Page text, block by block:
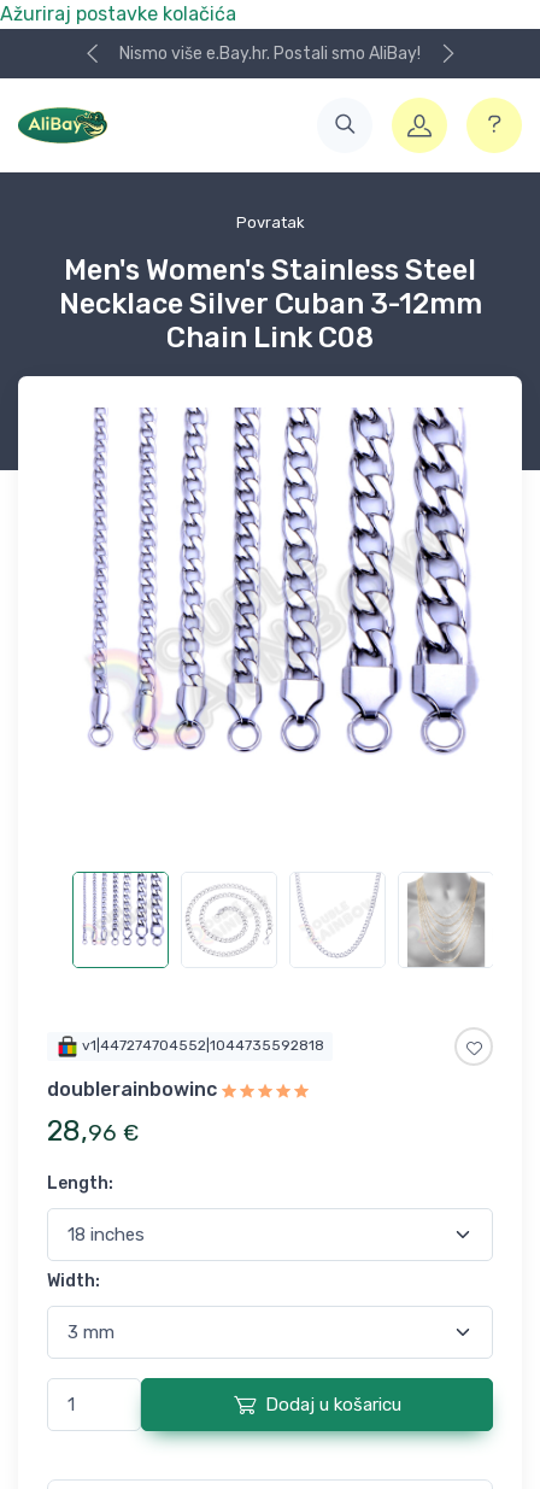
Ažuriraj postavke kolačića
Nismo više e.Bay.hr. Postali smo AliBay!
Povratak
Men's Women's Stainless Steel
Necklace Silver Cuban 3-12mm
Chain Link C08
v1|447274704552|1044735592818
doublerainbowinc
28,96 €
Length:
Width:
Dodaj u košaricu